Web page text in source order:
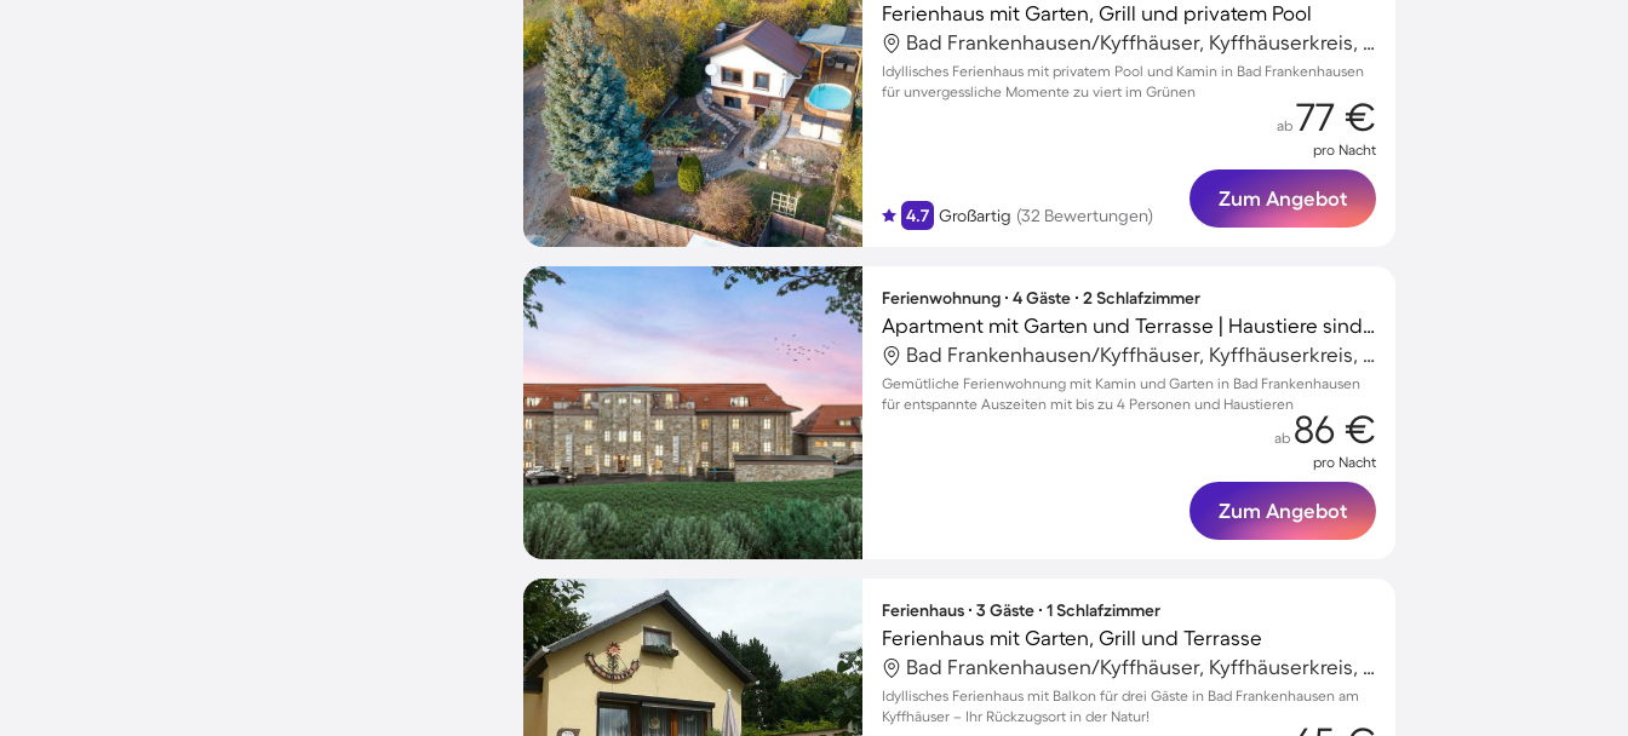
Ferienhaus mit Garten, Grill und privatem Pool
Bad Frankenhausen/Kyffhäuser, Kyffhäuserkreis, Deutschland
Idyllisches Ferienhaus mit privatem Pool und Kamin in Bad Frankenhausen
für unvergessliche Momente zu viert im Grünen
4.7 Großartig (32 Bewertungen)
ab 77 €
pro Nacht
Zum Angebot
Ferienwohnung ∙ 4 Gäste ∙ 2 Schlafzimmer
Apartment mit Garten und Terrasse | Haustiere sind willkommen
Bad Frankenhausen/Kyffhäuser, Kyffhäuserkreis, Deutschland
Gemütliche Ferienwohnung mit Kamin und Garten in Bad Frankenhausen
für entspannte Auszeiten mit bis zu 4 Personen und Haustieren
ab 86 €
pro Nacht
Zum Angebot
Ferienhaus ∙ 3 Gäste ∙ 1 Schlafzimmer
Ferienhaus mit Garten, Grill und Terrasse
Bad Frankenhausen/Kyffhäuser, Kyffhäuserkreis, Deutschland
Idyllisches Ferienhaus mit Balkon für drei Gäste in Bad Frankenhausen am
Kyffhäuser – Ihr Rückzugsort in der Natur!